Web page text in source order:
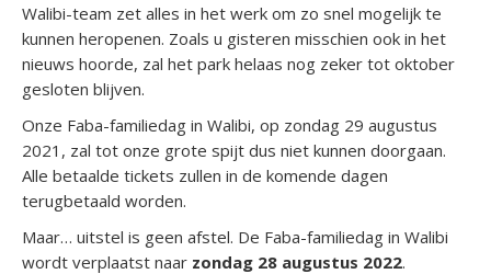
Walibi-team zet alles in het werk om zo snel mogelijk te
kunnen heropenen. Zoals u gisteren misschien ook in het
nieuws hoorde, zal het park helaas nog zeker tot oktober
gesloten blijven.
Onze Faba-familiedag in Walibi, op zondag 29 augustus
2021, zal tot onze grote spijt dus niet kunnen doorgaan.
Alle betaalde tickets zullen in de komende dagen
terugbetaald worden.
Maar… uitstel is geen afstel. De Faba-familiedag in Walibi
wordt verplaatst naar zondag 28 augustus 2022.